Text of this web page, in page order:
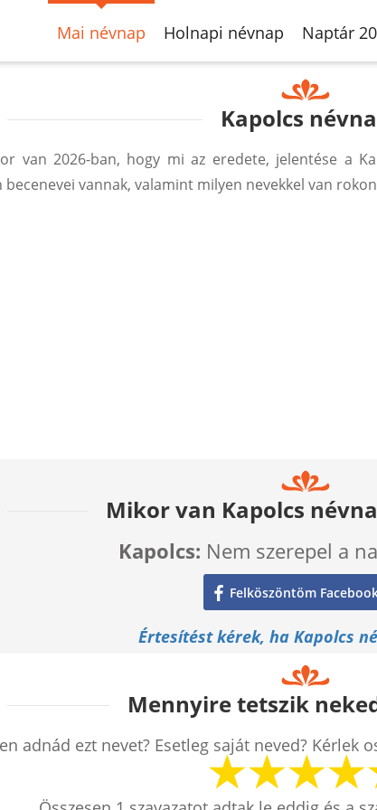
Mai névnap Holnapi névnap Naptár
Kapolcs
van 2026-ban, hogy mi az eredete, jelentése a
vannak, valamint milyen nevekkel van
Mikor van Kapolcs
Kapolcs: Nem szerepel a
Felköszöntöm
Értesítést kérek, ha Kapolcs
Mennyire tetszik
adnád ezt nevet? Esetleg saját neved?